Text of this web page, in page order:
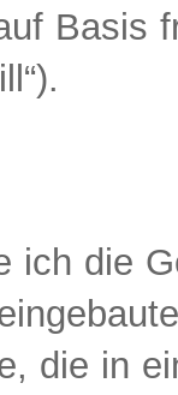
Basis
ich die
die in